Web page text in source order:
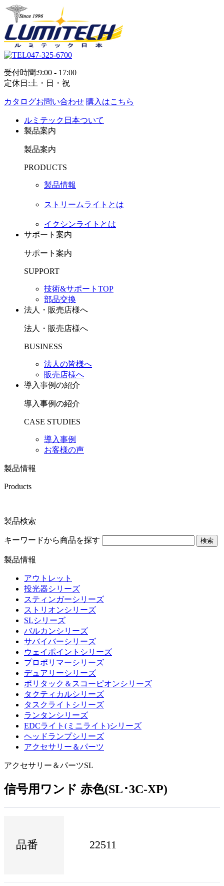
047-325-6700
受付時間:9:00 - 17:00
定休日:土・日・祝
カタログお問い合わせ 購入はこちら
ルミテック日本ついて
製品案内
製品案内
PRODUCTS
製品情報
ストリームライトとは
イクシンライトとは
サポート案内
サポート案内
SUPPORT
技術&サポートTOP
部品交換
法人・販売店様へ
法人・販売店様へ
BUSINESS
法人の皆様へ
販売店様へ
導入事例の紹介
導入事例の紹介
CASE STUDIES
導入事例
お客様の声
製品情報
Products
製品検索
キーワードから商品を探す 検索
製品情報
アウトレット
投光器シリーズ
スティンガーシリーズ
ストリオンシリーズ
SLシリーズ
バルカンシリーズ
サバイバーシリーズ
ウェイポイントシリーズ
プロポリマーシリーズ
デュアリーシリーズ
ポリタック＆スコーピオンシリーズ
タクティカルシリーズ
タスクライトシリーズ
ランタンシリーズ
EDCライト(ミニライト)シリーズ
ヘッドランプシリーズ
アクセサリー＆パーツ
アクセサリー＆パーツSL
信号用ワンド 赤色(SL･3C-XP)
品番 22511